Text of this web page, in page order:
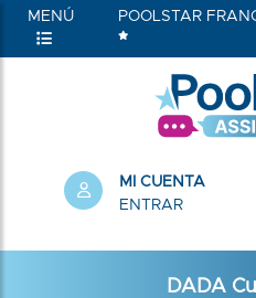
MENÚ POOLSTAR
MI CUENTA
ENTRAR
DADA